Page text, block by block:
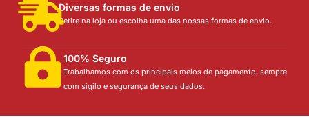
Diversas formas de envio
Retire na loja ou escolha uma das nossas formas de envio.
100% Seguro
Trabalhamos com os principais meios de pagamento, sempre
com sigilo e segurança de seus dados.